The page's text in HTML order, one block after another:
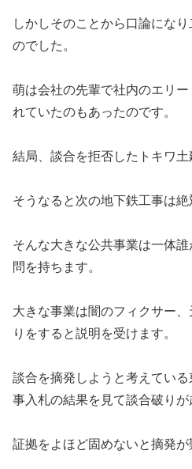
しかしそのことから口論にな
のでした。
萌は会社の先輩で社内のエリ
れていたのもあったのです。
結局、談合を拒否したトキワ土
そうなると次の地下鉄工事は絶
そんな大きな公共事業は一体
問を持ちます。
大きな事業は闇のフィクサー
りをすると説明を受けます。
談合を摘発しようと考えてい
事入札の結果を見て談合破りが
証拠をよほど固めないと摘発が